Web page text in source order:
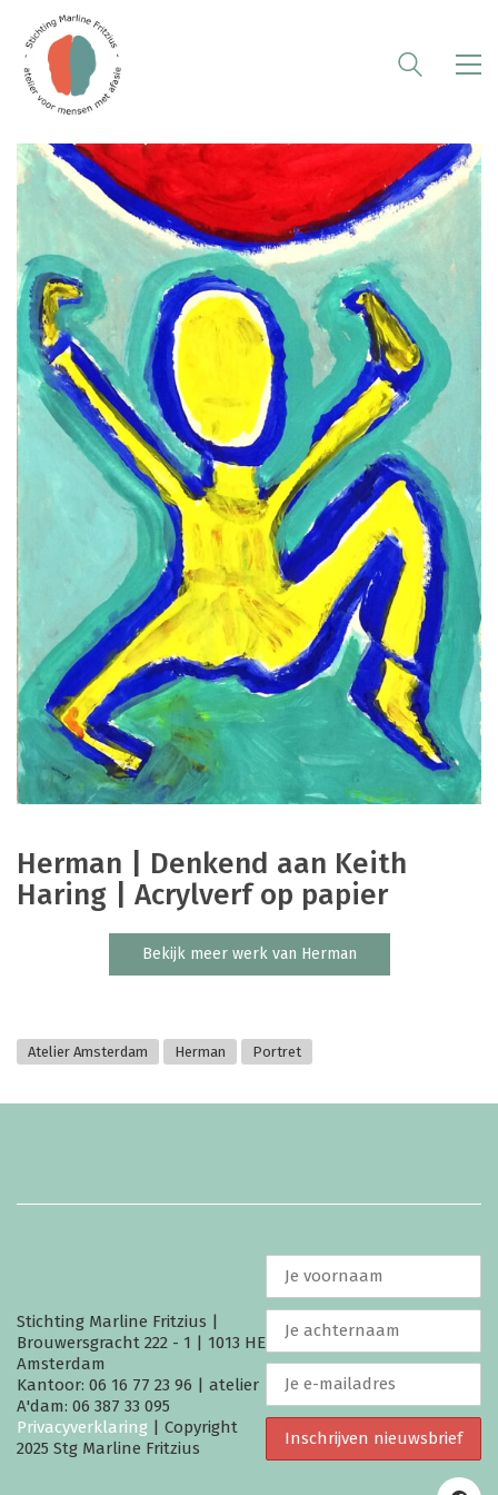
Herman | Denkend aan Keith
Haring | Acrylverf op papier
Bekijk meer werk van Herman
Atelier Amsterdam Herman Portret
Stichting Marline Fritzius |
Brouwersgracht 222 - 1 | 1013 HE
Amsterdam
Kantoor: 06 16 77 23 96 | atelier
A'dam: 06 387 33 095
Privacyverklaring | Copyright
2025 Stg Marline Fritzius